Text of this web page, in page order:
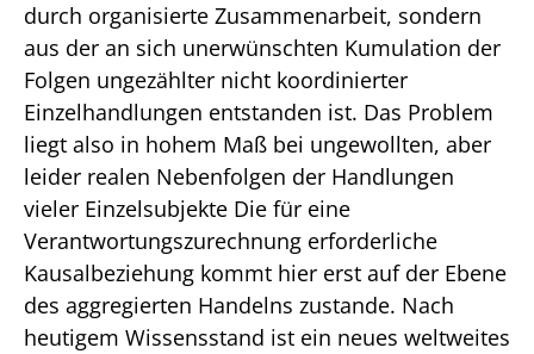
durch organisierte Zusammenarbeit, sondern
aus der an sich unerwünschten Kumulation der
Folgen ungezählter nicht koordinierter
Einzelhandlungen entstanden ist. Das Problem
liegt also in hohem Maß bei ungewollten, aber
leider realen Nebenfolgen der Handlungen
vieler Einzelsubjekte Die für eine
Verantwortungszurechnung erforderliche
Kausalbeziehung kommt hier erst auf der Ebene
des aggregierten Handelns zustande. Nach
heutigem Wissensstand ist ein neues weltweites